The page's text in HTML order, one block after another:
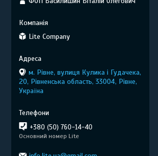
Lite Company
м. Рівне, вулиця Кулика і Гудачека,
20, Рівненська область, 33004, Рівне,
Україна
+380 (50) 760-14-40
Основний номер Lite